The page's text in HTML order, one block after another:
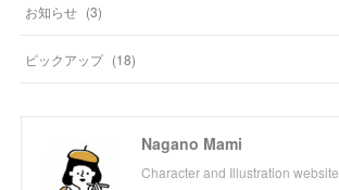
お知らせ (3)
ピックアップ (18)
Nagano Mami
Character and Illustration website